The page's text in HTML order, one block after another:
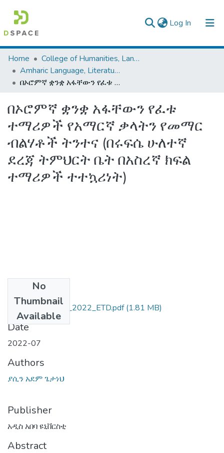
Log In (current)
Colleges, Institutes & Collections
Browse AAU-ETD
Home
College of Humanities, Language Studies, Journalism & Communication
Amharic Language, Literature and Folklore
በኦሮምኛ ቋንቋ አፋቸውን የፈቱ ተማሪዎች የአማርኛ ቃላትን የመማር ብልሃቶች ትንተና (በሩፍሴ ሁለተኛ ደረጃ ትምህርት ቤት በአስረኛ ክፍል ተማሪዎች ተተኳሪነት)
በኦሮምኛ ቋንቋ አፋቸውን የፈቱ
ተማሪዎች የአማርኛ ቃላትን የመማር
ብልሃቶች ትንተና (በሩፍሴ ሁለተኛ
ደረጃ ትምህርት ቤት በአስረኛ ክፍል
ተማሪዎች ተተኳሪነት)
No
Thumbnail
Available
ያሲን_አደም_ጌታነህ_2022_ETD.pdf(1.81 MB)
Date
2022-07
Authors
ያሲን አደም ጌታነህ
Publisher
አዲስ አበባ ዩኒቨርስቲ
Abstract